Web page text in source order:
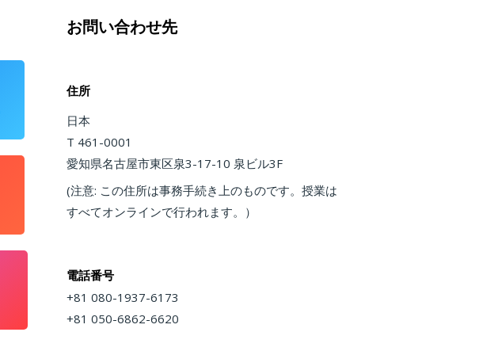
お問い合わせ先
住所
日本
T 461-0001
愛知県名古屋市東区泉3-17-10 泉ビル3F
(注意: この住所は事務手続き上のものです。授業は
すべてオンラインで行われます。）
電話番号
+81 080-1937-6173
+81 050-6862-6620